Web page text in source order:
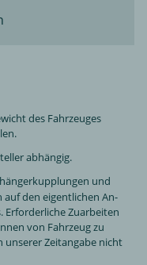
des Fahrzeuges
abhängig.
und
auf den eigentlichen An-
Erforderliche Zuarbeiten
von Fahrzeug zu
unserer Zeitangabe nicht